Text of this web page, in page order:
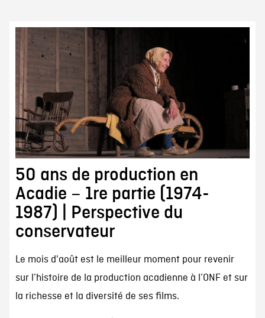
50 ans de production en
Acadie – 1re partie (1974-
1987) | Perspective du
conservateur
Le mois d'août est le meilleur moment pour revenir
sur l’histoire de la production acadienne à l’ONF et sur
la richesse et la diversité de ses films.